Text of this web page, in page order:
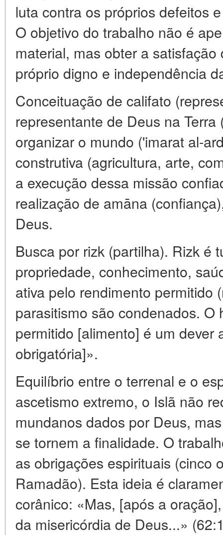
luta contra os próprios defeitos
O objetivo do trabalho não é
material, mas obter a
próprio digno e independência
Conceituação de califato
representante de Deus na
organizar o mundo ('imarat al-
construtiva (agricultura, arte,
a execução dessa missão
realização de amāna
Deus.
Busca por rizk (partilha). Rizk é
propriedade, conhecimento,
ativa pelo rendimento permitido
parasitismo são condenados. O
permitido [alimento] é um dever
obrigatória]».
Equilíbrio entre o terrenal e o
ascetismo extremo, o Islã não
mundanos dados por Deus,
se tornem a finalidade. O
as obrigações espirituais (cinco
Ramadão). Esta ideia é
corânico: «Mas, [após a
da misericórdia de Deus...»